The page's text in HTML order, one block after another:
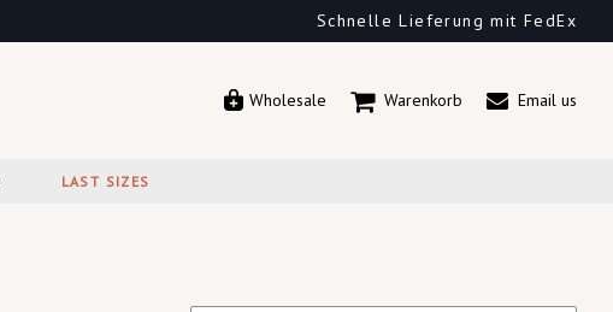
Schnelle Lieferung mit FedEx
Wholesale Warenkorb Email us
LAST SIZES